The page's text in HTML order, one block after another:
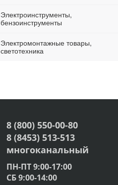
Электроинструменты,
бензоинструменты
Электромонтажные товары,
светотехника
8 (800) 550-00-80
8 (8453) 513-513
многоканальный
ПН-ПТ 9:00-17:00
СБ 9:00-14:00